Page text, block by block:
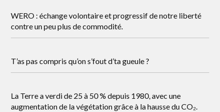
WERO : échange volontaire et progressif de notre liberté
contre un peu plus de commodité.
T’as pas compris qu’on s’fout d’ta gueule ?
La Terre a verdi de 25 à 50 % depuis 1980, avec une
augmentation de la végétation grâce à la hausse du CO₂.